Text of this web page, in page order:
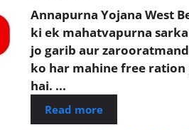
Annapurna Yojana West
ki ek mahatvapurna
jo garib aur
ko har mahine free
hai. ...
Read more